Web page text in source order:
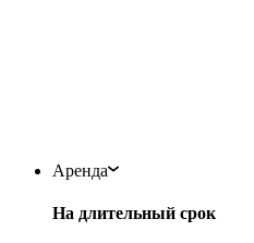
Аренда
На длительный срок